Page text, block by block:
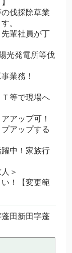
伐採除草業
。
輩社員が丁
光発電所等伐
業務！
等で現場へ
アップ可！
アップする
中！家族行
＞
！【変更範
田新田字蓬